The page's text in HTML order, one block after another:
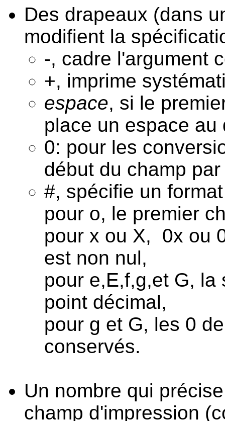
Des drapeaux (dans
modifient la
-, cadre l'argument
+, imprime
espace, si le
place un espace au
0: pour les
début du champ
#, spécifie un
pour o, le premier
pour x ou X, 0x ou
est non nul,
pour e,E,f,g,et G, la
point décimal,
pour g et G, les 0
conservés.
Un nombre qui
champ d'impression